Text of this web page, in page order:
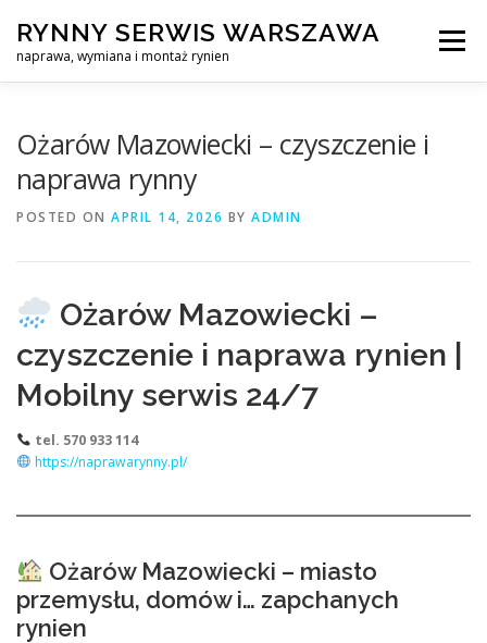
content
RYNNY SERWIS WARSZAWA
naprawa, wymiana i montaż rynien
Menu
Ożarów Mazowiecki – czyszczenie i
naprawa rynny
POSTED ON APRIL 14, 2026 BY ADMIN
Ożarów Mazowiecki –
czyszczenie i naprawa rynien |
Mobilny serwis 24/7
tel. 570 933 114
https://naprawarynny.pl/
Ożarów Mazowiecki – miasto
przemysłu, domów i… zapchanych
rynien